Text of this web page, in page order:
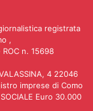
registrata
,
n. 15698
4 22046
imprese di Como
Euro 30.000